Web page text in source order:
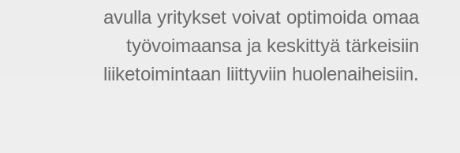
avulla yritykset voivat optimoida omaa
työvoimaansa ja keskittyä tärkeisiin
liiketoimintaan liittyviin huolenaiheisiin.